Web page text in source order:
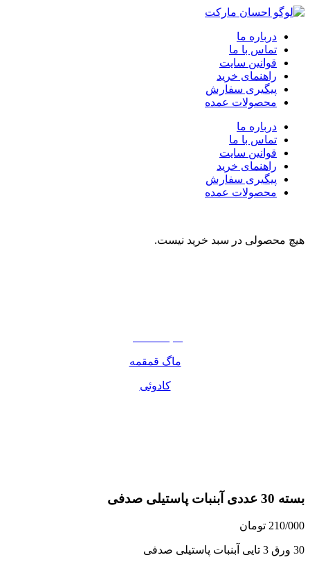
درباره ما
تماس با ما
قوانین سایت
راهنمای خرید
پیگیری سفارش
محصولات عمده
درباره ما
تماس با ما
قوانین سایت
راهنمای خرید
پیگیری سفارش
محصولات عمده
هیچ محصولی در سبد خرید نیست.
ماگ قمقمه
کادوئی
بسته 30 عددی آبنبات پاستیلی صدفی
210/000 تومان
30 ورق 3 تایی آبنبات پاستیلی صدفی